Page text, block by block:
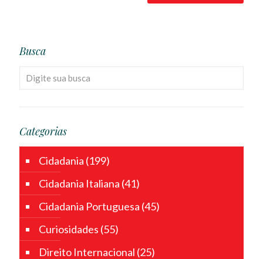
Busca
Categorias
Cidadania (199)
Cidadania Italiana (41)
Cidadania Portuguesa (45)
Curiosidades (55)
Direito Internacional (25)